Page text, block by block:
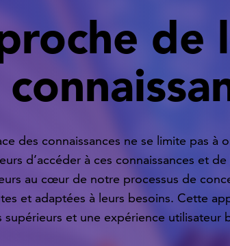
de
des connaissances ne se limite pas à
d’accéder à ces connaissances et
au cœur de notre processus de
et adaptées à leurs besoins. Cette
supérieurs et une expérience utilisateur